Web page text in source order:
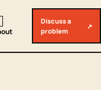
Discuss a
problem
↗